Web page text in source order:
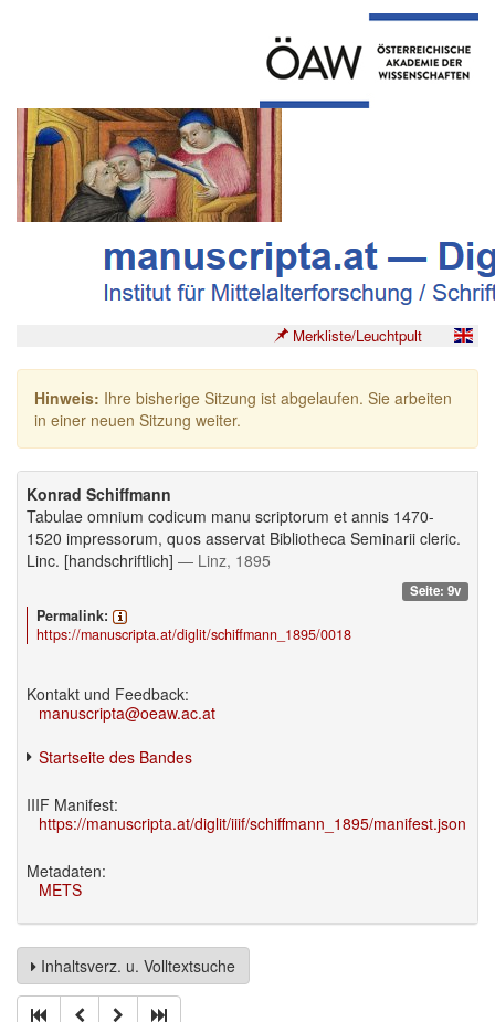
Merkliste/Leuchtpult
Hinweis: Ihre bisherige Sitzung ist abgelaufen. Sie arbeiten
in einer neuen Sitzung weiter.
Konrad Schiffmann
Tabulae omnium codicum manu scriptorum et annis 1470-
1520 impressorum, quos asservat Bibliotheca Seminarii cleric.
Linc. [handschriftlich] — Linz, 1895
Seite: 9v
Permalink:
https://manuscripta.at/diglit/schiffmann_1895/0018
Kontakt und Feedback:
manuscripta@oeaw.ac.at
Startseite des Bandes
IIIF Manifest:
https://manuscripta.at/diglit/iiif/schiffmann_1895/manifest.json
Metadaten:
METS
Inhaltsverz. u. Volltextsuche